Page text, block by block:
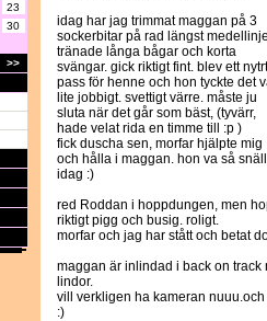
23
30
>>
idag har jag trimmat maggan på 3
sockerbitar på rad längst
tränade långa bågar och korta
svängar. gick riktigt fint. blev ett
pass för henne och hon tyckte det
lite jobbigt. svettigt värre. måste ju
sluta när det går som bäst, (tyvärr,
hade velat rida en timme till :p )
fick duscha sen, morfar hjälpte mig
och hålla i maggan. hon va så snäll
idag :)
red Roddan i hoppdungen, men
riktigt pigg och busig. roligt.
morfar och jag har stått och betat
maggan är inlindad i back on
lindor.
vill verkligen ha kameran
:)